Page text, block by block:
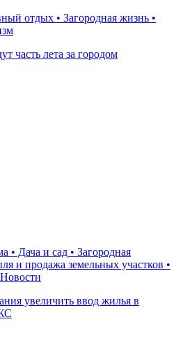
отдых • Загородная жизнь •
часть лета за городом
• Дача и сад • Загородная
и продажа земельных участков •
увеличить ввод жилья в